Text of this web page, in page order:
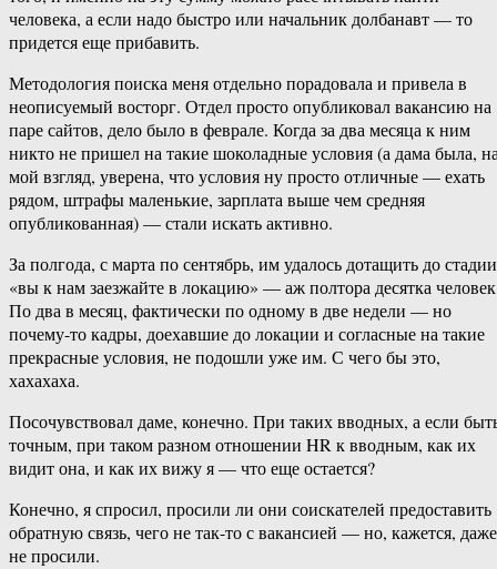
человека, а если надо быстро или начальник долбанавт — то
придется еще прибавить.
Методология поиска меня отдельно порадовала и привела в
неописуемый восторг. Отдел просто опубликовал вакансию на
паре сайтов, дело было в феврале. Когда за два месяца к ним
никто не пришел на такие шоколадные условия (а дама была,
мой взгляд, уверена, что условия ну просто отличные — ехать
рядом, штрафы маленькие, зарплата выше чем средняя
опубликованная) — стали искать активно.
За полгода, с марта по сентябрь, им удалось дотащить до стадии
«вы к нам заезжайте в локацию» — аж полтора десятка
По два в месяц, фактически по одному в две недели — но
почему-то кадры, доехавшие до локации и согласные на такие
прекрасные условия, не подошли уже им. С чего бы это,
хахахаха.
Посочувствовал даме, конечно. При таких вводных, а если
точным, при таком разном отношении HR к вводным, как их
видит она, и как их вижу я — что еще остается?
Конечно, я спросил, просили ли они соискателей предоставить
обратную связь, чего не так-то с вакансией — но, кажется, даже
не просили.